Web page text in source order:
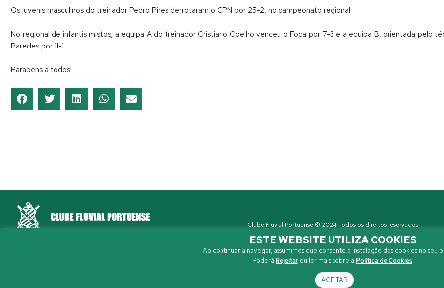
Os juvenis masculinos do treinador Pedro Pires derrotaram o CPN por 25-2, no campeonato regional.
No regional de infantis mistos, a equipa A do treinador Cristiano Coelho venceu o Foca por 7-3 e a equipa B, orientada pelo
Paredes por 11-1.
Parabéns a todos!
Clube Fluvial Portuense © 2024 Todos os direitos reservados
ESTE WEBSITE UTILIZA COOKIES
Ao continuar a navegar, assumimos que consente a instalação dos cookies no seu
Poderá Rejeitar ou ler mais sobre a Política de Cookies.
ACEITAR